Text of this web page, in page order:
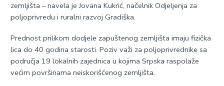
zemljišta – navela je Јovana Kukrić, načelnik Odjeljenja za
poljoprivredu i ruralni razvoj Gradiška.
Prednost prilikom dodjele zapuštenog zemljišta imaju fizička
lica do 40 godina starosti. Poziv važi za poljoprivrednike sa
područja 19 lokalnih zajednica u kojima Srpska raspolaže
većim površinama neiskorišćenog zemljišta.